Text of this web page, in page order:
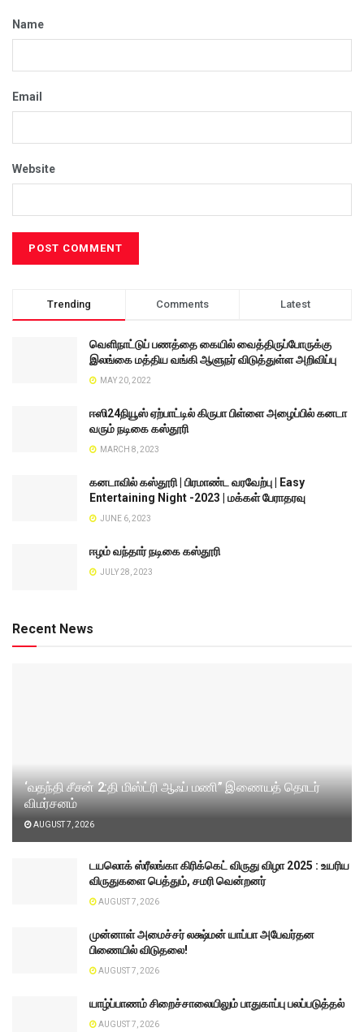
Name
Email
Website
Trending Comments Latest
வெளிநாட்டுப் பணத்தை கையில் வைத்திருப்போருக்கு
இலங்கை மத்திய வங்கி ஆளுநர் விடுத்துள்ள அறிவிப்பு
MAY 20, 2022
ஈஸி24நியூஸ் ஏற்பாட்டில் கிருபா பிள்ளை அழைப்பில் கனடா
வரும் நடிகை கஸ்தூரி
MARCH 8, 2023
கனடாவில் கஸ்தூரி | பிரமாண்ட வரவேற்பு | Easy
Entertaining Night -2023 | மக்கள் பேராதரவு
JUNE 6, 2023
ஈழம் வந்தார் நடிகை கஸ்தூரி
JULY 28, 2023
Recent News
‘வதந்தி சீசன் 2:தி மிஸ்ட்ரி ஆஃப் மணி” இணையத் தொடர்
விமர்சனம்
AUGUST 7, 2026
டயலொக் ஸ்ரீலங்கா கிரிக்கெட் விருது விழா 2025 : உயரிய
விருதுகளை பெத்தும், சமரி வென்றனர்
AUGUST 7, 2026
முன்னாள் அமைச்சர் லக்ஷ்மன் யாப்பா அபேவர்தன
பிணையில் விடுதலை!
AUGUST 7, 2026
யாழ்ப்பாணம் சிறைச்சாலையிலும் பாதுகாப்பு பலப்படுத்தல்
AUGUST 7, 2026